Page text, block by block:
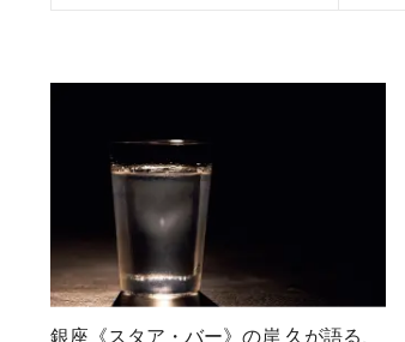
銀座《スタア・バー》の岸 久が語る、